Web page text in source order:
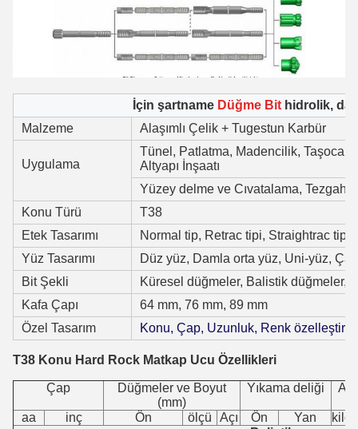
İçin şartname Düğme Bit hidrolik,
Malzeme
Alaşımlı Çelik + Tugestun Karbür
Uygulama
Tünel, Patlatma, Madencilik,
Altyapı İnşaatı
Yüzey delme ve Cıvatalama, Tezgah
Konu Türü
T38
Etek Tasarımı
Normal tip, Retrac tipi, Straightrac tipi
Yüz Tasarımı
Düz yüz, Damla orta yüz, Uni-yüz,
Bit Şekli
Küresel düğmeler, Balistik düğmeler,
Kafa Çapı
64 mm, 76 mm, 89 mm
Özel Tasarım
Konu, Çap, Uzunluk, Renk
T38 Konu Hard Rock Matkap Ucu Özellikleri
Çap
Düğmeler ve Boyut
(mm)
Yıkama deliği
aa inç Ön ölçü Açı Ön Yan